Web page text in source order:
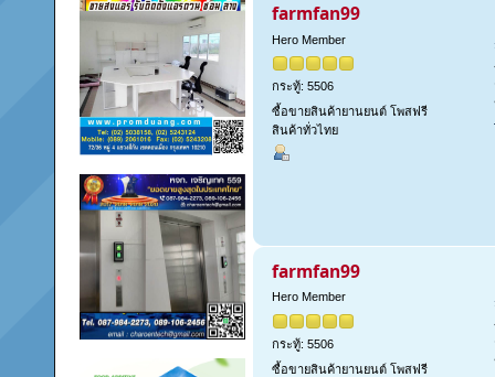
farmfan99
Hero Member
กระทู้: 5506
ซื้อขายสินค้ายานยนต์ โพสฟรี
สินค้าทั่วไทย
farmfan99
Hero Member
กระทู้: 5506
ซื้อขายสินค้ายานยนต์ โพสฟรี